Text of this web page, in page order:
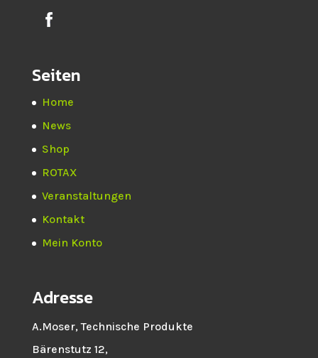
Seiten
Home
News
Shop
ROTAX
Veranstaltungen
Kontakt
Mein Konto
Adresse
A.Moser, Technische Produkte
Bärenstutz 12,